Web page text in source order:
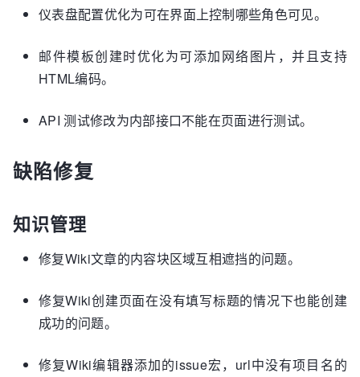
仪表盘配置优化为可在界面上控制哪些角色可见。
邮件模板创建时优化为可添加网络图片，并且支持
HTML编码。
API 测试修改为内部接口不能在页面进行测试。
缺陷修复
知识管理
修复Wiki文章的内容块区域互相遮挡的问题。
修复Wiki创建页面在没有填写标题的情况下也能创建
成功的问题。
修复Wiki编辑器添加的issue宏，url中没有项目名的